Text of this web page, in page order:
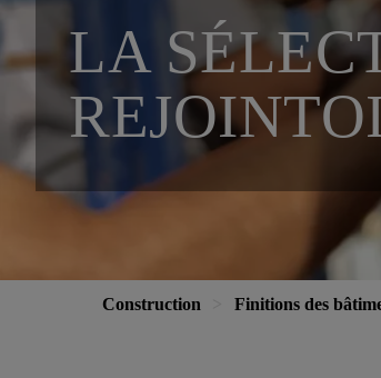
LA
Construction Finitions des